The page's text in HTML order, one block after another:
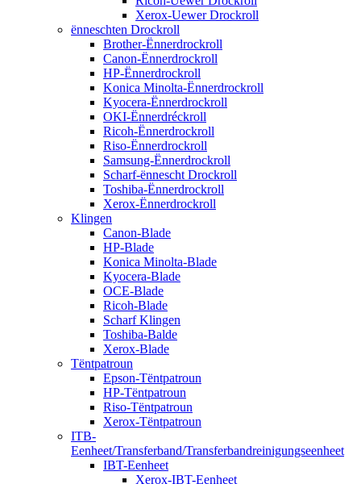
Xerox-Uewer Drockroll
ënneschten Drockroll
Brother-Ënnerdrockroll
Canon-Ënnerdrockroll
HP-Ënnerdrockroll
Konica Minolta-Ënnerdrockroll
Kyocera-Ënnerdrockroll
OKI-Ënnerdréckroll
Ricoh-Ënnerdrockroll
Riso-Ënnerdrockroll
Samsung-Ënnerdrockroll
Scharf-ënnescht Drockroll
Toshiba-Ënnerdrockroll
Xerox-Ënnerdrockroll
Klingen
Canon-Blade
HP-Blade
Konica Minolta-Blade
Kyocera-Blade
OCE-Blade
Ricoh-Blade
Scharf Klingen
Toshiba-Balde
Xerox-Blade
Tëntpatroun
Epson-Tëntpatroun
HP-Tëntpatroun
Riso-Tëntpatroun
Xerox-Tëntpatroun
ITB-
Eenheet/Transferband/Transferbandreinigungseenheet
IBT-Eenheet
Xerox-IBT-Eenheet